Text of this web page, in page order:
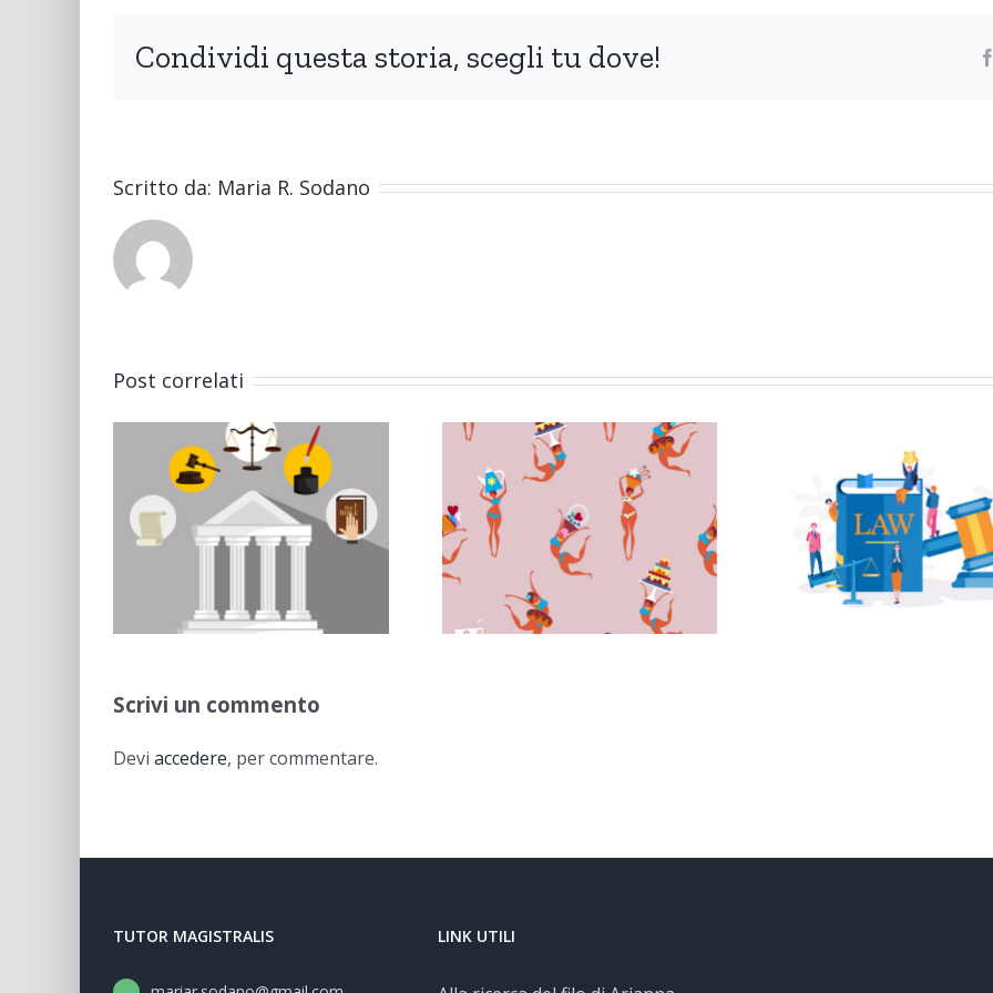
Condividi questa storia, scegli tu dove!
Scritto da: Maria R. Sodano
Post correlati
L’accesso all’
attività sportiva
diventa un
costituzionale di
Gli scritti del
prossimo
concorso in
magistratura si
avvicinano di
Maria Rosaria
Scrivi un commento
Devi accedere, per commentare.
TUTOR MAGISTRALIS LINK UTILI